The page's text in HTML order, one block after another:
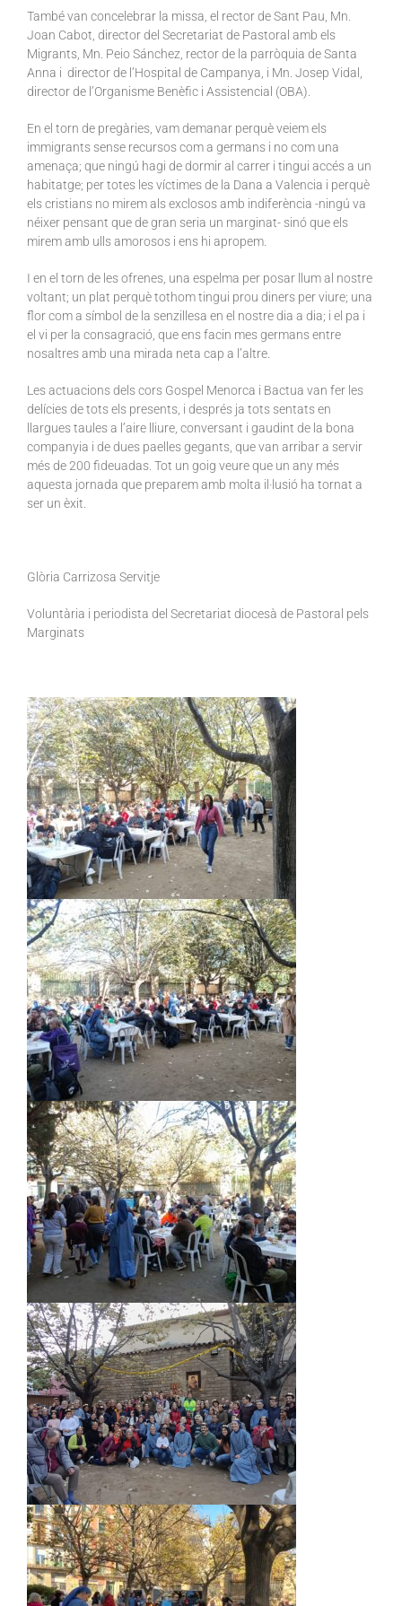
També van concelebrar la missa, el rector de Sant Pau, Mn.
Joan Cabot, director del Secretariat de Pastoral amb els
Migrants, Mn. Peio Sánchez, rector de la parròquia de Santa
Anna i director de l’Hospital de Campanya, i Mn. Josep Vidal,
director de l’Organisme Benèfic i Assistencial (OBA).
En el torn de pregàries, vam demanar perquè veiem els
immigrants sense recursos com a germans i no com una
amenaça; que ningú hagi de dormir al carrer i tingui accés a un
habitatge; per totes les víctimes de la Dana a Valencia i perquè
els cristians no mirem als exclosos amb indiferència -ningú va
néixer pensant que de gran seria un marginat- sinó que els
mirem amb ulls amorosos i ens hi apropem.
I en el torn de les ofrenes, una espelma per posar llum al nostre
voltant; un plat perquè tothom tingui prou diners per viure; una
flor com a símbol de la senzillesa en el nostre dia a dia; i el pa i
el vi per la consagració, que ens facin mes germans entre
nosaltres amb una mirada neta cap a l’altre.
Les actuacions dels cors Gospel Menorca i Bactua van fer les
delícies de tots els presents, i després ja tots sentats en
llargues taules a l’aire lliure, conversant i gaudint de la bona
companyia i de dues paelles gegants, que van arribar a servir
més de 200 fideuadas. Tot un goig veure que un any més
aquesta jornada que preparem amb molta il·lusió ha tornat a
ser un èxit.
Glòria Carrizosa Servitje
Voluntària i periodista del Secretariat diocesà de Pastoral pels
Marginats